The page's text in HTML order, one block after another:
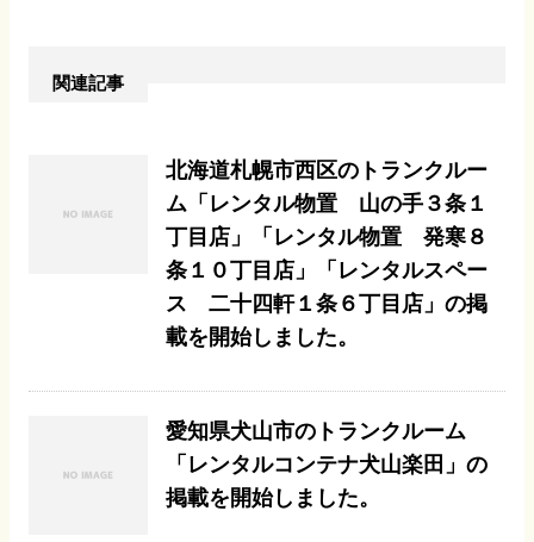
関連記事
北海道札幌市西区のトランクルー
ム「レンタル物置 山の手３条１
丁目店」「レンタル物置 発寒８
条１０丁目店」「レンタルスペー
ス 二十四軒１条６丁目店」の掲
載を開始しました。
愛知県犬山市のトランクルーム
「レンタルコンテナ犬山楽田」の
掲載を開始しました。